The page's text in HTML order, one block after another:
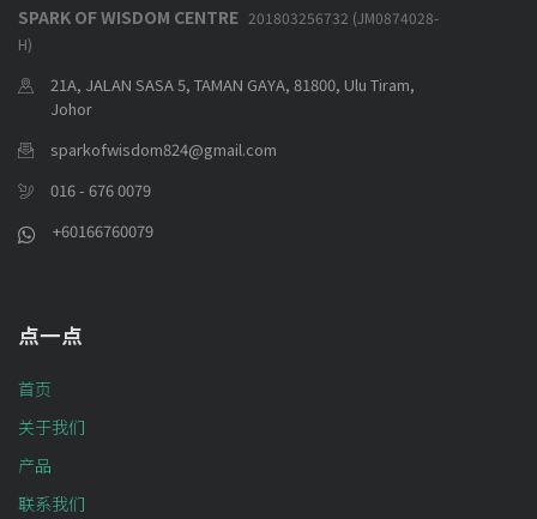
SPARK OF WISDOM CENTRE 201803256732 (JM0874028-
H)
21A, JALAN SASA 5, TAMAN GAYA, 81800, Ulu Tiram,
Johor
sparkofwisdom824@gmail.com
016 - 676 0079
+60166760079
点一点
首页
关于我们
产品
联系我们